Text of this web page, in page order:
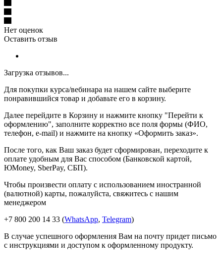
Нет оценок
Оставить отзыв
Загрузка отзывов...
Для покупки курса/вебинара на нашем сайте выберите
понравившийся товар и добавьте его в корзину.
Далее перейдите в Корзину и нажмите кнопку "Перейти к
оформлению", заполните корректно все поля формы (ФИО,
телефон, e-mail) и нажмите на кнопку «Оформить заказ».
После того, как Ваш заказ будет сформирован, переходите к
оплате удобным для Вас способом (Банковской картой,
ЮMoney, SberPay, СБП).
Чтобы произвести оплату с использованием иностранной
(валютной) карты, пожалуйста, свяжитесь с нашим
менеджером
+7 800 200 14 33 (WhatsApp, Telegram)
В случае успешного оформления Вам на почту придет письмо
с инструкциями и доступом к оформленному продукту.